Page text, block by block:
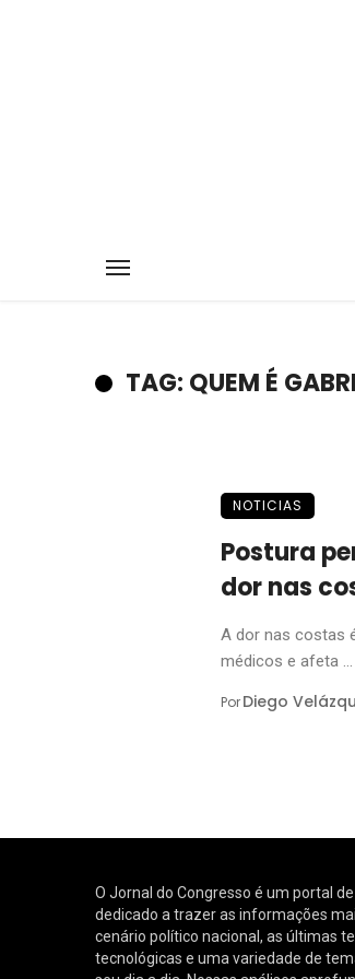
TAG: QUEM É
NOTICIAS
Postura
dor nas
A dor nas costas
médicos e afeta ...
PorDiego
O Jornal do Congresso é um portal
dedicado a trazer as informações
cenário político nacional, as últimas
tecnológicas e uma variedade de